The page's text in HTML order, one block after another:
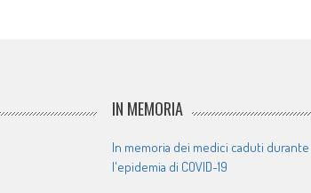
IN MEMORIA
In memoria dei medici caduti durante
l'epidemia di COVID-19